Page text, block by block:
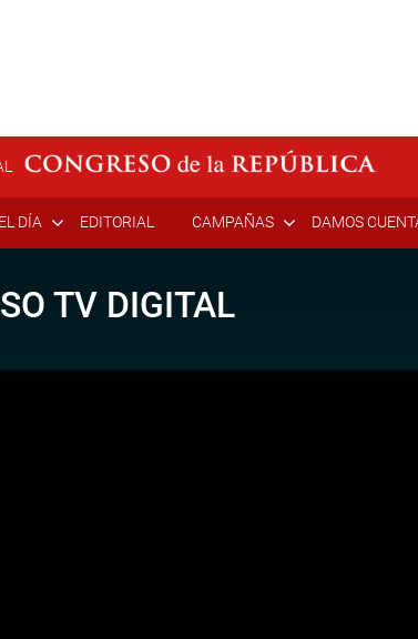
DÍA EDITORIAL CAMPAÑAS DAMOS
TV DIGITAL